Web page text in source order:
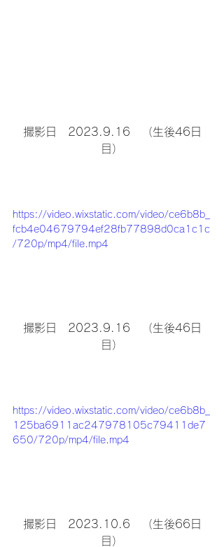
撮影日　2023.9.16　（生後46日
目）
https://video.wixstatic.com/video/ce6b8b_
fcb4e04679794ef28fb77898d0ca1c1c
/720p/mp4/file.mp4
撮影日　2023.9.16　（生後46日
目）
https://video.wixstatic.com/video/ce6b8b_
125ba6911ac247978105c79411de7
650/720p/mp4/file.mp4
撮影日　2023.10.6　（生後66日
目）